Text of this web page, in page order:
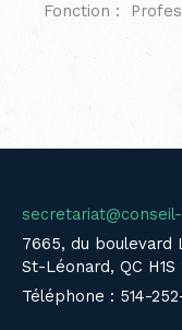
Fonction :
7665, du boulevard
St-Léonard, QC H1S
Téléphone : 514-